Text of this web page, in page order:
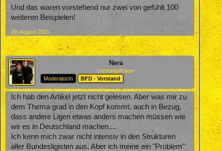
Und das waren vorstehend nur zwei von gefühlt 100
weiteren Beispielen!
29. August 2021
Nera
Leistungsträger
ModeratorIn
BFD - Vorstand
Ich hab den Artikel jetzt nicht gelesen. Aber was mir zu
dem Thema grad in den Kopf kommt, auch in Bezug,
dass andere Ligen etwas anders machen müssen wie
wir es in Deutschland machen....
Ich kenn mich zwar nicht intensiv in den Strukturen
aller Bundesligisten aus. Aber ich meine ein "Problem"